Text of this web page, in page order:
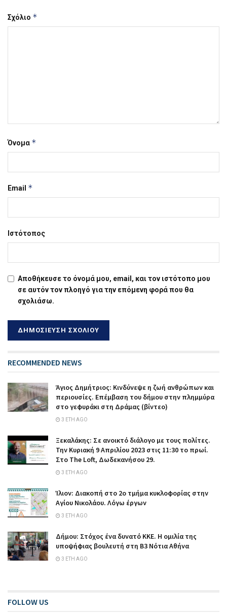
Σχόλιο *
Όνομα *
Email *
Ιστότοπος
Αποθήκευσε το όνομά μου, email, και τον ιστότοπο μου
σε αυτόν τον πλοηγό για την επόμενη φορά που θα
σχολιάσω.
RECOMMENDED NEWS
Άγιος Δημήτριος: Κινδύνεψε η ζωή ανθρώπων και
περιουσίες. Επέμβαση του δήμου στην πλημμύρα
στο γεφυράκι στη Δράμας (βίντεο)
3 ΈΤΗ AGO
Ξεκαλάκης: Σε ανοικτό διάλογο με τους πολίτες.
Την Κυριακή 9 Απριλίου 2023 στις 11:30 το πρωί.
Στο The Loft, Δωδεκανήσου 29.
3 ΈΤΗ AGO
Ίλιον: Διακοπή στο 2ο τμήμα κυκλοφορίας στην
Αγίου Νικολάου. Λόγω έργων
3 ΈΤΗ AGO
Δήμου: Στόχος ένα δυνατό ΚΚΕ. Η ομιλία της
υποψήφιας βουλευτή στη Β3 Νότια Αθήνα
3 ΈΤΗ AGO
FOLLOW US